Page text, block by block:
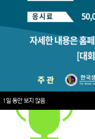
1일 동안 보지 않음